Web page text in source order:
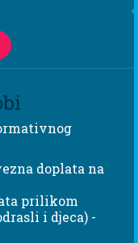
doplata na
prilikom
i djeca) -